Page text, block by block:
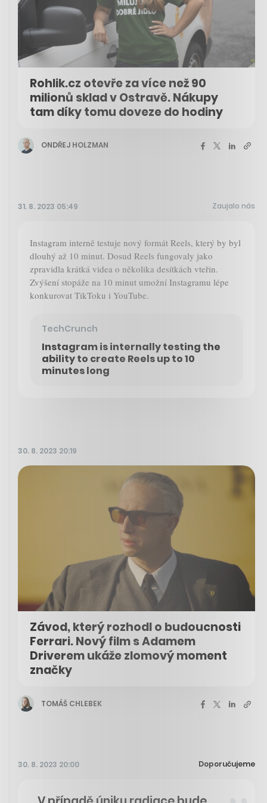
Rohlik.cz otevře za více než 90
milionů sklad v Ostravě. Nákupy
tam díky tomu doveze do hodiny
ONDŘEJ HOLZMAN
31. 8. 2023 05:49 Zaujalo nás
Instagram interně testuje nový formát Reels, který by byl
dlouhý až 10 minut. Dosud Reels fungovaly jako
zpravidla krátká videa o několika desítkách vteřin.
Zvýšení stopáže na 10 minut umožní Instagramu lépe
konkurovat TikToku i YouTube.
TechCrunch
Instagram is internally testing the
ability to create Reels up to 10
minutes long
30. 8. 2023 20:19
Závod, který rozhodl o budoucnosti
Ferrari. Nový film s Adamem
Driverem ukáže zlomový moment
značky
TOMÁŠ CHLEBEK
30. 8. 2023 20:00 Doporučujeme